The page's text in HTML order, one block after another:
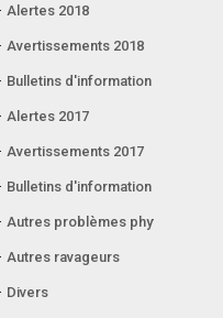
Alertes 2018
Avertissements 2018
Bulletins d'information 2018
Alertes 2017
Avertissements 2017
Bulletins d'information 2017
Autres problèmes phytosanitaires
Autres ravageurs
Divers